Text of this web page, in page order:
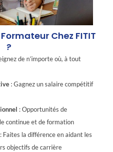
Chez FITIT
?
de n’importe où, à tout
: Gagnez un salaire compétitif
: Opportunités de
continue et de formation
: Faites la différence en aidant les
objectifs de carrière